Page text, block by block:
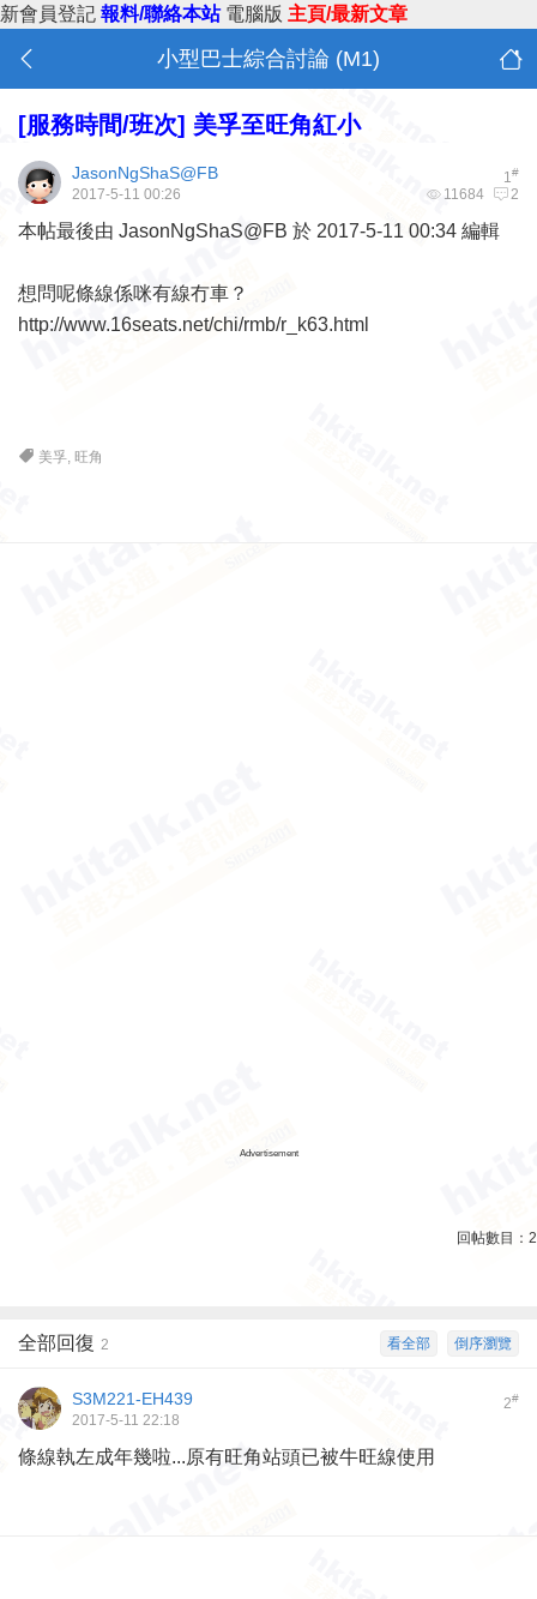
新會員登記 報料/聯絡本站 電腦版 主頁/最新文章
小型巴士綜合討論 (M1)
[服務時間/班次] 美孚至旺角紅小
1#
JasonNgShaS@FB
11684 2
2017-5-11 00:26
本帖最後由 JasonNgShaS@FB 於 2017-5-11 00:34 編輯
想問呢條線係咪有線冇車？
http://www.16seats.net/chi/rmb/r_k63.html
美孚, 旺角
Advertisement
回帖數目： 2
倒序瀏覽
看全部
全部回復 2
2#
S3M221-EH439
2017-5-11 22:18
條線執左成年幾啦...原有旺角站頭已被牛旺線使用